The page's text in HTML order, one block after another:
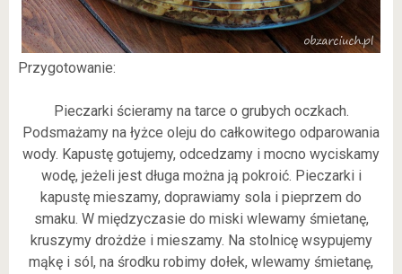
Przygotowanie:
Pieczarki ścieramy na tarce o grubych oczkach.
Podsmażamy na łyżce oleju do całkowitego odparowania
wody. Kapustę gotujemy, odcedzamy i mocno wyciskamy
wodę, jeżeli jest długa można ją pokroić. Pieczarki i
kapustę mieszamy, doprawiamy sola i pieprzem do
smaku. W międzyczasie do miski wlewamy śmietanę,
kruszymy drożdże i mieszamy. Na stolnicę wsypujemy
mąkę i sól, na środku robimy dołek, wlewamy śmietanę,